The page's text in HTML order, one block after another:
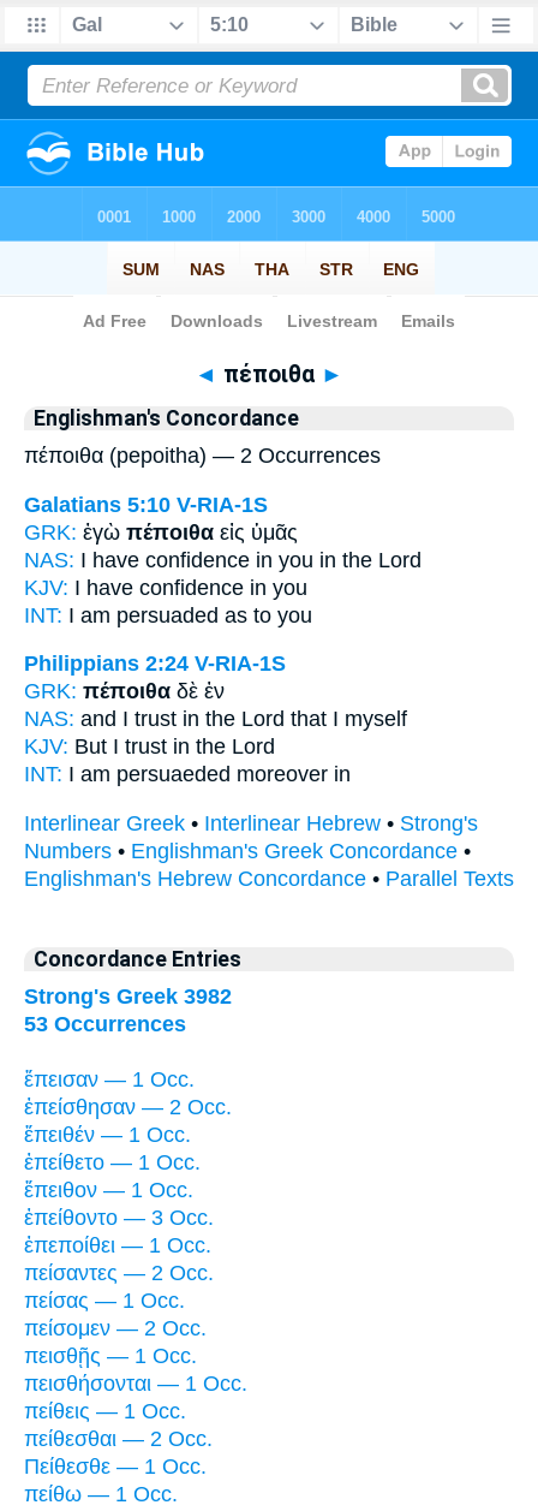
Bible>Strong's > Greek
◄ πέποιθα ►
Englishman's Concordance
πέποιθα (pepoitha) — 2 Occurrences
Galatians 5:10 V-RIA-1S
GRK: ἐγὼ πέποιθα εἰς ὑμᾶς
NAS: I have confidence in you in the Lord
KJV: I have confidence in you
INT: I am persuaded as to you
Philippians 2:24 V-RIA-1S
GRK: πέποιθα δὲ ἐν
NAS: and I trust in the Lord that I myself
KJV: But I trust in the Lord
INT: I am persuaeded moreover in
Interlinear Greek • Interlinear Hebrew • Strong's
Numbers • Englishman's Greek Concordance •
Englishman's Hebrew Concordance • Parallel Texts
Concordance Entries
Strong's Greek 3982
53 Occurrences
ἔπεισαν — 1 Occ.
ἐπείσθησαν — 2 Occ.
ἔπειθέν — 1 Occ.
ἐπείθετο — 1 Occ.
ἔπειθον — 1 Occ.
ἐπείθοντο — 3 Occ.
ἐπεποίθει — 1 Occ.
πείσαντες — 2 Occ.
πείσας — 1 Occ.
πείσομεν — 2 Occ.
πεισθῇς — 1 Occ.
πεισθήσονται — 1 Occ.
πείθεις — 1 Occ.
πείθεσθαι — 2 Occ.
Πείθεσθε — 1 Occ.
πείθω — 1 Occ.